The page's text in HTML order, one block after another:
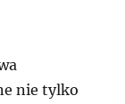
nie tylko